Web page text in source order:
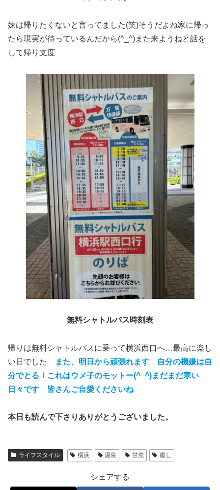
妹は帰りたくないと言ってました(笑)そうだよね家に帰っ
たら現実が待っているんだから(^_^)また来ようねと話を
して帰り支度
無料シャトルバス時刻表
帰りは無料シャトルバスに乗って横浜西口へ…最高に楽し
い日でした
また、明日から頑張れます 自分の機嫌は自
分でとる！これはウメ子のモットー(^_^)まだまだ寒い
日々です 皆さんご自愛くださいね
本日も読んで下さりありがとうございました。
ライフスタイル 横浜 温泉 甘党 癒し
シェアする